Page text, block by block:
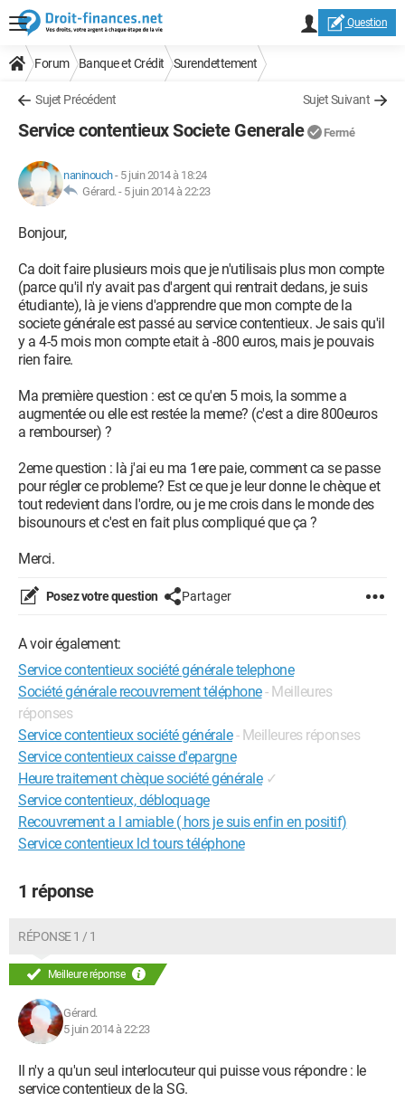
Question
Forum Banque et Crédit Surendettement
Sujet Précédent Sujet Suivant
Service contentieux Societe Generale Fermé
naninouch- 5 juin 2014 à 18:24
Gérard. - 5 juin 2014 à 22:23
Bonjour,
Ca doit faire plusieurs mois que je n'utilisais plus mon compte
(parce qu'il n'y avait pas d'argent qui rentrait dedans, je suis
étudiante), là je viens d'apprendre que mon compte de la
societe générale est passé au service contentieux. Je sais qu'il
y a 4-5 mois mon compte etait à -800 euros, mais je pouvais
rien faire.
Ma première question : est ce qu'en 5 mois, la somme a
augmentée ou elle est restée la meme? (c'est a dire 800euros
a rembourser) ?
2eme question : là j'ai eu ma 1ere paie, comment ca se passe
pour régler ce probleme? Est ce que je leur donne le chèque et
tout redevient dans l'ordre, ou je me crois dans le monde des
bisounours et c'est en fait plus compliqué que ça ?
Merci.
Posez votre question Partager
A voir également:
Service contentieux société générale telephone
Société générale recouvrement téléphone- Meilleures
réponses
Service contentieux société générale - Meilleures réponses
Service contentieux caisse d'epargne
Heure traitement chèque société générale ✓
Service contentieux, débloquage
Recouvrement a l amiable ( hors je suis enfin en positif)
Service contentieux lcl tours téléphone
1 réponse
RÉPONSE 1 / 1
Meilleure réponse
Gérard.
5 juin 2014 à 22:23
Il n'y a qu'un seul interlocuteur qui puisse vous répondre : le
service contentieux de la SG.